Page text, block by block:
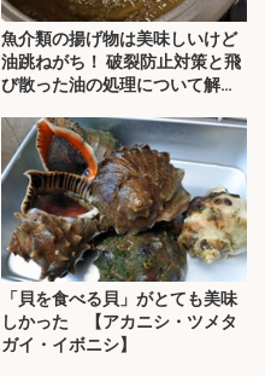
魚介類の揚げ物は美味しいけど
油跳ねがち！ 破裂防止対策と飛
び散った油の処理について解
「貝を食べる貝」がとても美味
しかった 【アカニシ・ツメタ
ガイ・イボニシ】